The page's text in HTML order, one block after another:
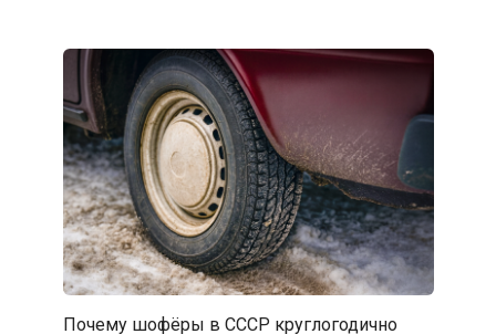
Почему шофёры в СССР круглогодично